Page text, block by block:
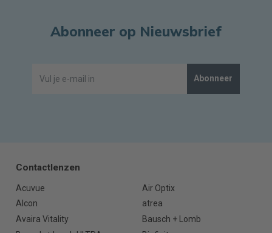
Abonneer op Nieuwsbrief
Abonneer
Contactlenzen
Acuvue
Air Optix
Alcon
atrea
Avaira Vitality
Bausch + Lomb